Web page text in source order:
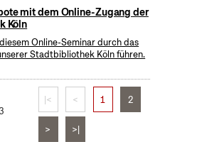
mit dem Online-Zugang der
Köln
Online-Seminar durch das
Stadtbibliothek Köln führen.
|< < 1 2
> >|